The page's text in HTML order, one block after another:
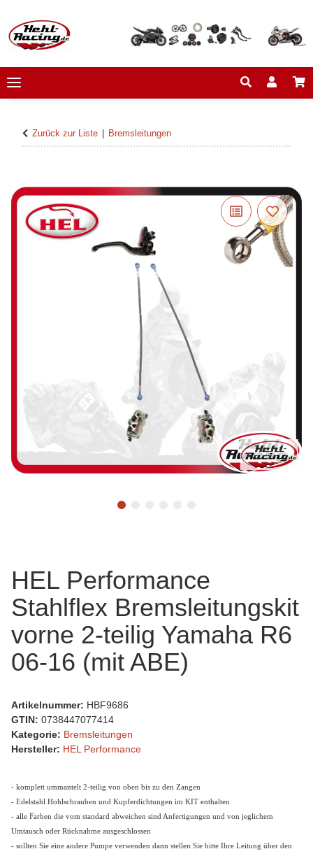
Zurück zur Liste Bremsleitungen
HEL Performance
Stahlflex Bremsleitungskit
vorne 2-teilig Yamaha R6
06-16 (mit ABE)
Artikelnummer: HBF9686
GTIN: 0738447077414
Kategorie: Bremsleitungen
Hersteller: HEL Performance
- komplett ummantelt 2-teilig von oben bis zu den Zangen
- Edelstahl Hohlschrauben und Kupferdichtungen im KIT enthalten
- alle Farben die vom standard abweichen sind Anfertigungen und von jeglichem
Umtausch oder Rücknahme ausgeschlossen
- sollten Sie eine andere Pumpe verwenden dann stellen Sie bitte Ihre Leitung über den